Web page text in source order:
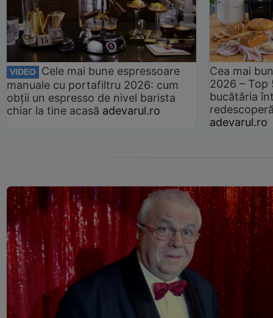
VIDEO
Cele mai bune espressoare
manuale cu portafiltru 2026: cum
obții un espresso de nivel barista
chiar la tine acasă adevarul.ro
Cea mai
2026 –
bucătăria
adevarul.ro